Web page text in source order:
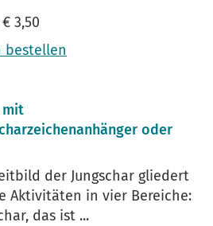
€ 3,50
bestellen
mit
oder
der Jungschar gliedert
Aktivitäten in vier Bereiche:
das ist ...